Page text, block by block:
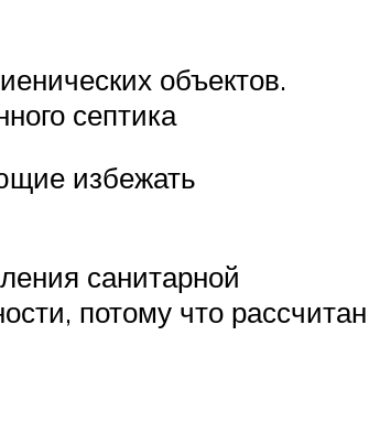
объектов.
септика
избежать
санитарной
потому что рассчитан